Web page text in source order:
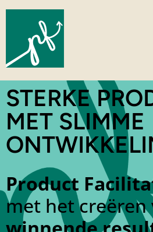
STERKE
MET SLIMME
Product
met het creëren